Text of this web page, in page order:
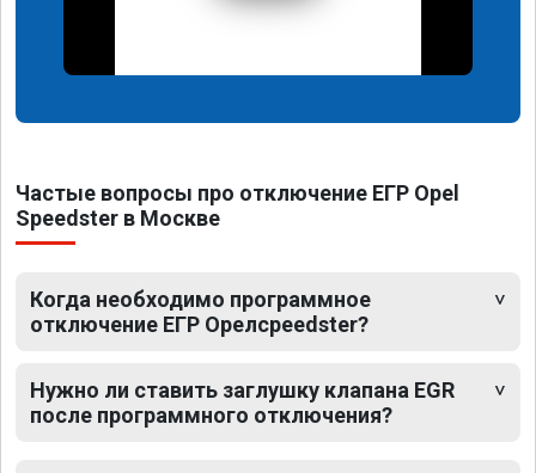
Частые вопросы про отключение ЕГР Opel
Speedster в Москве
Когда необходимо программное
отключение ЕГР Opeлсpeedster?
Нужно ли ставить заглушку клапана EGR
после программного отключения?